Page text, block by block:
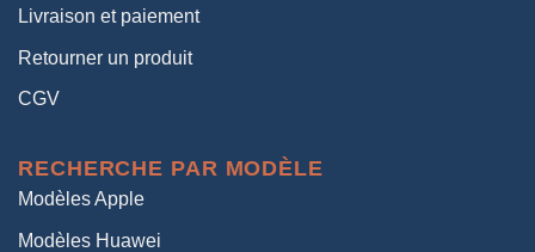
Livraison et paiement
Retourner un produit
CGV
RECHERCHE PAR MODÈLE
Modèles Apple
Modèles Huawei